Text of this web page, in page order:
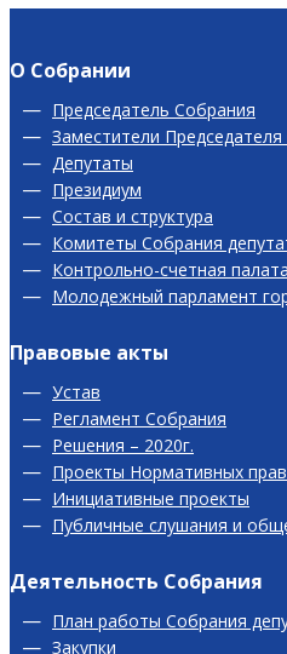
О Собрании
Председатель Собрания
Заместители
Депутаты
Президиум
Состав и структура
Комитеты Собрания
Контрольно-счетная
Молодежный парламент
Правовые акты
Устав
Регламент Собрания
Решения – 2020г.
Проекты Нормативных
Инициативные проекты
Публичные слушания и
Деятельность Собрания
План работы Собрания
Закупки